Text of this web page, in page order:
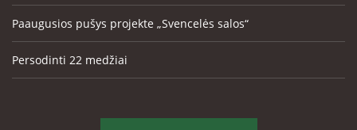
Paaugusios pušys projekte „Svencelės salos“
Persodinti 22 medžiai